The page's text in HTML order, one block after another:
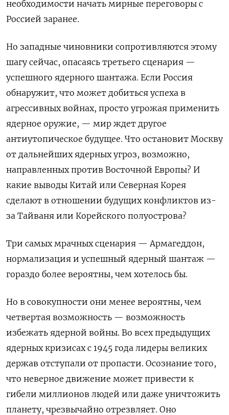
необходимости начать мирные переговоры с
Россией заранее.
Но западные чиновники сопротивляются этому
шагу сейчас, опасаясь третьего сценария —
успешного ядерного шантажа. Если Россия
обнаружит, что может добиться успеха в
агрессивных войнах, просто угрожая применить
ядерное оружие, — мир ждет другое
антиутопическое будущее. Что остановит Москву
от дальнейших ядерных угроз, возможно,
направленных против Восточной Европы? И
какие выводы Китай или Северная Корея
сделают в отношении будущих конфликтов из-
за Тайваня или Корейского полуострова?
Три самых мрачных сценария — Армагеддон,
нормализация и успешный ядерный шантаж —
гораздо более вероятны, чем хотелось бы.
Но в совокупности они менее вероятны, чем
четвертая возможность — возможность
избежать ядерной войны. Во всех предыдущих
ядерных кризисах с 1945 года лидеры великих
держав отступали от пропасти. Осознание того,
что неверное движение может привести к
гибели миллионов людей или даже уничтожить
планету, чрезвычайно отрезвляет. Оно